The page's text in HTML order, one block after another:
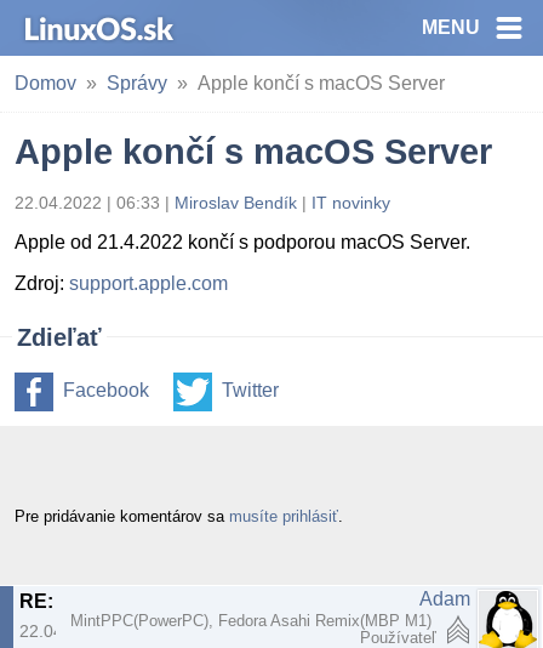
MENU
Domov Správy Apple končí s macOS Server
Apple končí s macOS Server
22.04.2022 | 06:33 | Miroslav Bendík | IT novinky
Apple od 21.4.2022 končí s podporou macOS Server.
Zdroj: support.apple.com
Zdieľať
Facebook Twitter
Pre pridávanie komentárov sa musíte prihlásiť
RE: Apple končí s macOS Server
22.04.2022 | 17:09
Adam
MintPPC(PowerPC), Fedora Asahi Remix(MBP M1)
Používateľ